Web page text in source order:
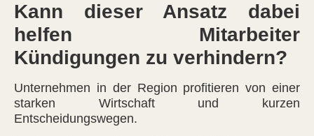
Kann dieser Ansatz dabei
helfen Mitarbeiter
Kündigungen zu verhindern?
Unternehmen in der Region profitieren von einer
starken Wirtschaft und kurzen
Entscheidungswegen.